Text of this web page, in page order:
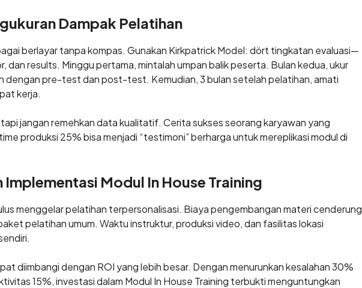
Dampak Pelatihan
berlayar tanpa kompas. Gunakan Kirkpatrick Model: dört tingkatan evaluasi—
dan results. Minggu pertama, mintalah umpan balik peserta. Bulan kedua, ukur
dengan pre-test dan post-test. Kemudian, 3 bulan setelah pelatihan, amati
kerja.
jangan remehkan data kualitatif. Cerita sukses seorang karyawan yang
produksi 25% bisa menjadi “testimoni” berharga untuk mereplikasi modul di
Implementasi Modul In House Training
menggelar pelatihan terpersonalisasi. Biaya pengembangan materi cenderung
pelatihan umum. Waktu instruktur, produksi video, dan fasilitas lokasi
diimbangi dengan ROI yang lebih besar. Dengan menurunkan kesalahan 30%
15%, investasi dalam Modul In House Training terbukti menguntungkan